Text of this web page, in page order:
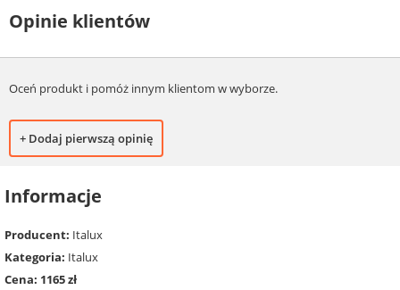
Opinie klientów
Oceń produkt i pomóż innym klientom w wyborze.
+ Dodaj pierwszą opinię
Informacje
Producent: Italux
Kategoria: Italux
Cena: 1165 zł